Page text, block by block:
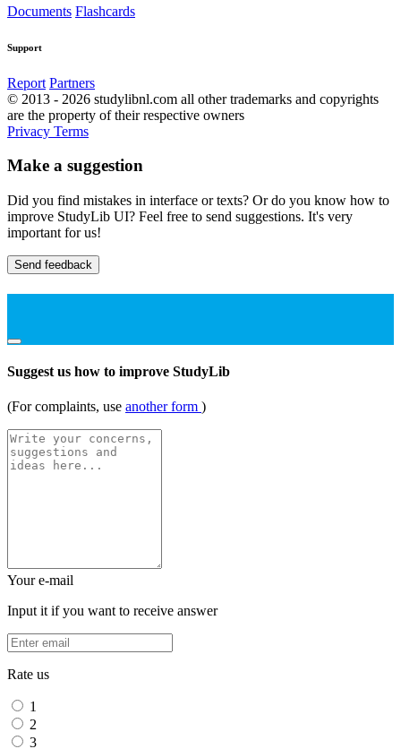
Documents Flashcards
Support
Report Partners
© 2013 - 2026 studylibnl.com all other trademarks and copyrights
are the property of their respective owners
Privacy Terms
Make a suggestion
Did you find mistakes in interface or texts? Or do you know how to
improve StudyLib UI? Feel free to send suggestions. It's very
important for us!
Send feedback
Suggest us how to improve StudyLib
(For complaints, use another form )
Your e-mail
Input it if you want to receive answer
Rate us
1
2
3